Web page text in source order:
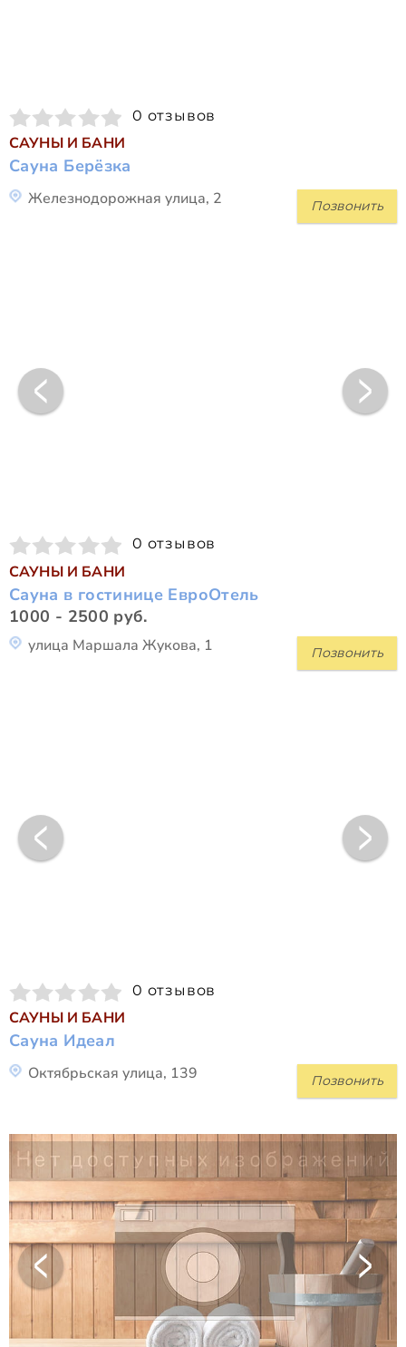
0 отзывов
САУНЫ И БАНИ
Сауна Берёзка
Позвонить
Железнодорожная улица, 2
0 отзывов
САУНЫ И БАНИ
Сауна в гостинице ЕвроОтель
1000 - 2500 руб.
Позвонить
улица Маршала Жукова, 1
0 отзывов
САУНЫ И БАНИ
Сауна Идеал
Позвонить
Октябрьская улица, 139